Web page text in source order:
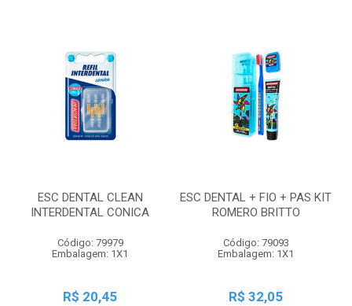
ESC DENTAL CLEAN
INTERDENTAL CONICA
Código: 79979
Embalagem: 1X1
R$ 20,45
ESC DENTAL + FIO + PAS KIT
ROMERO BRITTO
Código: 79093
Embalagem: 1X1
R$ 32,05